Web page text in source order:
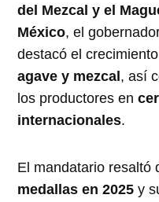
del Mezcal y el
México, el
destacó el
agave y mezcal, así
los productores en
internacionales.
El mandatario resaltó
medallas en 2025 y